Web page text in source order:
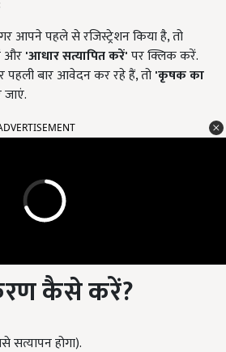
आपने पहले से रजिस्ट्रेशन किया है, तो
और'आधार सत्यापित करें'पर क्लिक करें.
पहली बार आवेदन कर रहे हैं, तो'कृषक का
जाएं.
कैसे करें?
सत्यापन होगा).